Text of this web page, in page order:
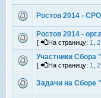
Ростов 2014 -
Ростов 2014 -
[ На страницу: 1 2
Участники Сбора
[ На страницу: 1 2
Задачи на Сборе